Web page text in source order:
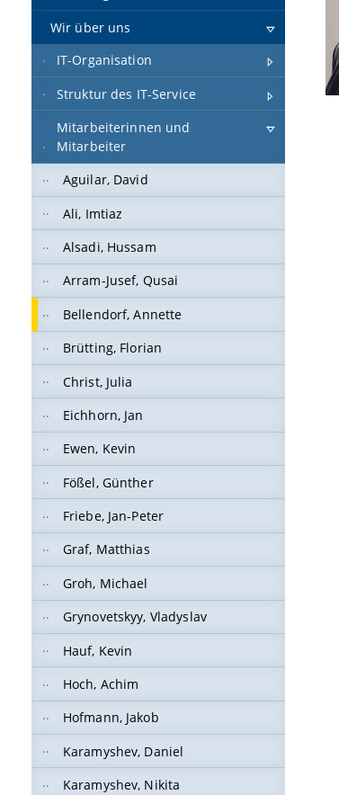
Wir über uns
IT-Organisation
Struktur des IT-Service
Mitarbeiterinnen und
Mitarbeiter
Aguilar, David
Ali, Imtiaz
Alsadi, Hussam
Arram-Jusef, Qusai
Bellendorf, Annette
Brütting, Florian
Christ, Julia
Eichhorn, Jan
Ewen, Kevin
Fößel, Günther
Friebe, Jan-Peter
Graf, Matthias
Groh, Michael
Grynovetskyy, Vladyslav
Hauf, Kevin
Hoch, Achim
Hofmann, Jakob
Karamyshev, Daniel
Karamyshev, Nikita